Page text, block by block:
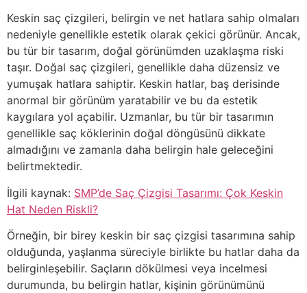
Keskin saç çizgileri, belirgin ve net hatlara sahip olmaları
nedeniyle genellikle estetik olarak çekici görünür. Ancak,
bu tür bir tasarım, doğal görünümden uzaklaşma riski
taşır. Doğal saç çizgileri, genellikle daha düzensiz ve
yumuşak hatlara sahiptir. Keskin hatlar, baş derisinde
anormal bir görünüm yaratabilir ve bu da estetik
kaygılara yol açabilir. Uzmanlar, bu tür bir tasarımın
genellikle saç köklerinin doğal döngüsünü dikkate
almadığını ve zamanla daha belirgin hale geleceğini
belirtmektedir.
İlgili kaynak: SMP’de Saç Çizgisi Tasarımı: Çok Keskin
Hat Neden Riskli?
Örneğin, bir birey keskin bir saç çizgisi tasarımına sahip
olduğunda, yaşlanma süreciyle birlikte bu hatlar daha da
belirginleşebilir. Saçların dökülmesi veya incelmesi
durumunda, bu belirgin hatlar, kişinin görünümünü